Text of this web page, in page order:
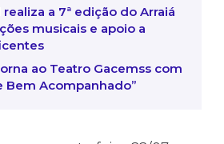
a 7ª edição do Arraiá
musicais e apoio a
ao Teatro Gacemss com
Bem Acompanhado”